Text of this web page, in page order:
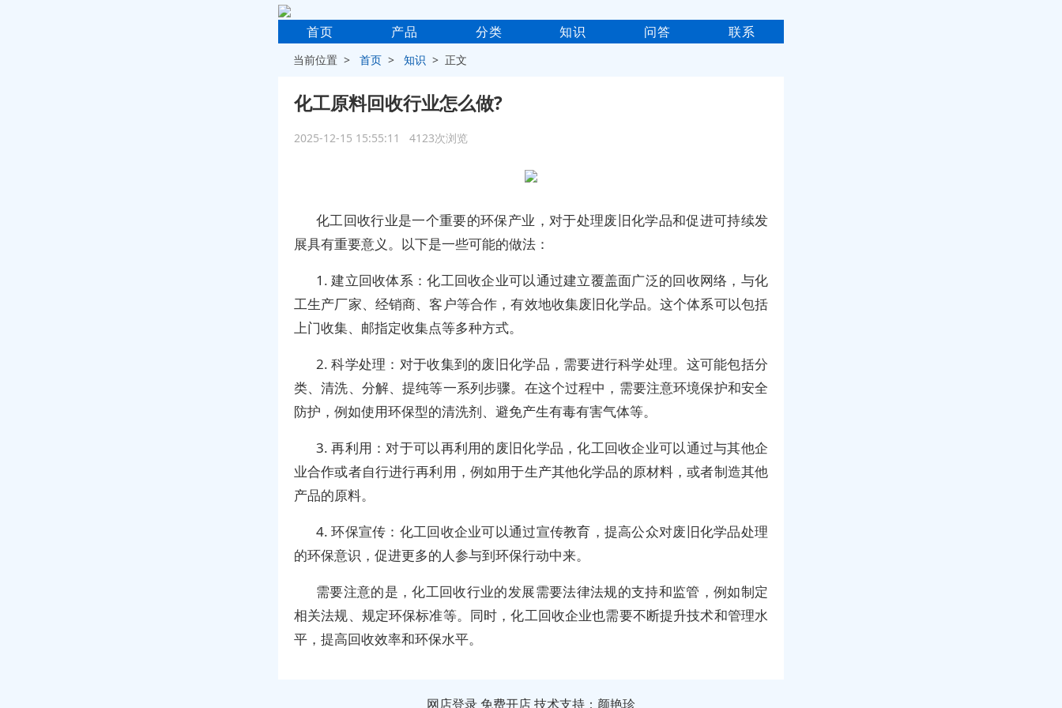
首页 产品 分类 知识 问答 联系
当前位置 >首页 >知识 > 正文
化工原料回收行业怎么做?
2025-12-15 15:55:11 4123次浏览
化工回收行业是一个重要的环保产业，对于处理废旧化学品和促进可持续发
展具有重要意义。以下是一些可能的做法：
1. 建立回收体系：化工回收企业可以通过建立覆盖面广泛的回收网络，与化
工生产厂家、经销商、客户等合作，有效地收集废旧化学品。这个体系可以包括
上门收集、邮指定收集点等多种方式。
2. 科学处理：对于收集到的废旧化学品，需要进行科学处理。这可能包括分
类、清洗、分解、提纯等一系列步骤。在这个过程中，需要注意环境保护和安全
防护，例如使用环保型的清洗剂、避免产生有毒有害气体等。
3. 再利用：对于可以再利用的废旧化学品，化工回收企业可以通过与其他企
业合作或者自行进行再利用，例如用于生产其他化学品的原材料，或者制造其他
产品的原料。
4. 环保宣传：化工回收企业可以通过宣传教育，提高公众对废旧化学品处理
的环保意识，促进更多的人参与到环保行动中来。
需要注意的是，化工回收行业的发展需要法律法规的支持和监管，例如制定
相关法规、规定环保标准等。同时，化工回收企业也需要不断提升技术和管理水
平，提高回收效率和环保水平。
网店登录 免费开店技术支持：颜艳珍